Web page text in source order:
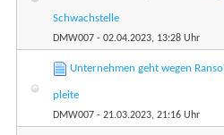
Schwachstelle
DMW007 - 02.04.2023, 13:28 Uhr
Unternehmen geht wegen
pleite
DMW007 - 21.03.2023, 21:16 Uhr